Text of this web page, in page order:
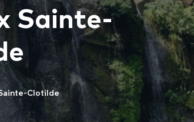
Sainte-
Clotilde